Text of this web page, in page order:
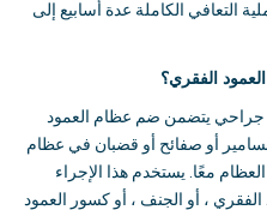
التعافي الكاملة عدة أسابيع إلى
الفقري؟
جراحي يتضمن ضم عظام العمود
مسامير أو صفائح أو قضبان في عظام
العظام معًا. يستخدم هذا الإجراء
، أو الجنف ، أو كسور العمود